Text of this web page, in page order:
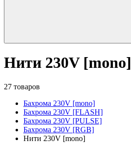
Нити 230V [mono]
27 товаров
Бахрома 230V [mono]
Бахрома 230V [FLASH]
Бахрома 230V [PULSE]
Бахрома 230V [RGB]
Нити 230V [mono]